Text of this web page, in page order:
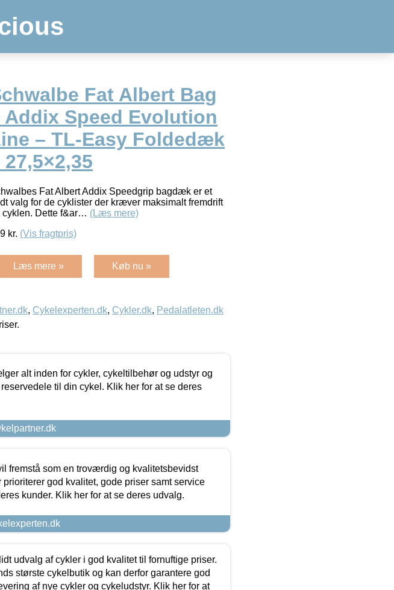
Fat Albert Bag
Addix Speed Evolution
– TL-Easy Foldedæk
27,5×2,35
Fat Albert Addix Speedgrip bagdæk er et
valg for de cyklister der kræver maksimalt fremdrift
cyklen. Dette f&ar… (Læs mere)
kr. (Vis fragtpris)
Læs mere » Køb nu »
, Cykelexperten.dk, Cykler.dk, Pedalatleten.dk
alt inden for cykler, cykeltilbehør og udstyr og
til din cykel. Klik her for at se deres
fremstå som en troværdig og kvalitetsbevidst
prioriterer god kvalitet, gode priser samt service
kunder. Klik her for at se deres udvalg.
udvalg af cykler i god kvalitet til fornuftige priser.
største cykelbutik og kan derfor garantere god
af nye cykler og cykeludstyr. Klik her for at